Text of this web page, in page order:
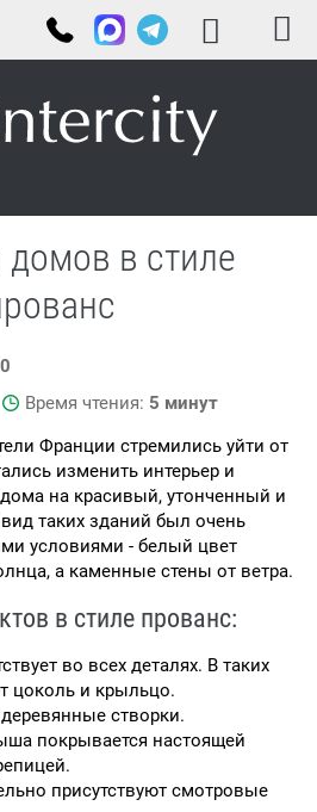
в стиле
0
Время чтения: 5 минут
Франции стремились уйти от
изменить интерьер и
дома на красивый, утонченный и
таких зданий был очень
условиями - белый цвет
а каменные стены от ветра.
в стиле прованс:
во всех деталях. В таких
цоколь и крыльцо.
створки.
покрывается настоящей
присутствуют смотровые